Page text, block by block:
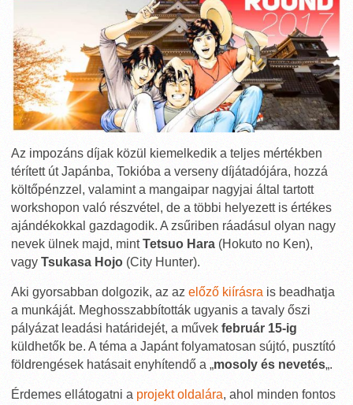
Az impozáns díjak közül kiemelkedik a teljes mértékben
térített út Japánba, Tokióba a verseny díjátadójára, hozzá
költőpénzzel, valamint a mangaipar nagyjai által tartott
workshopon való részvétel, de a többi helyezett is értékes
ajándékokkal gazdagodik. A zsűriben ráadásul olyan nagy
nevek ülnek majd, mintTetsuo Hara (Hokuto no Ken),
vagy Tsukasa Hojo (City Hunter).
Aki gyorsabban dolgozik, az az előző kiírásra is beadhatja
a munkáját. Meghosszabbították ugyanis a tavaly őszi
pályázat leadási határidejét, a művek február 15-ig
küldhetők be. A téma a Japánt folyamatosan sújtó, pusztító
földrengések hatásait enyhítendő a „mosoly és nevetés„.
Érdemes ellátogatni a projekt oldalára, ahol minden fontos